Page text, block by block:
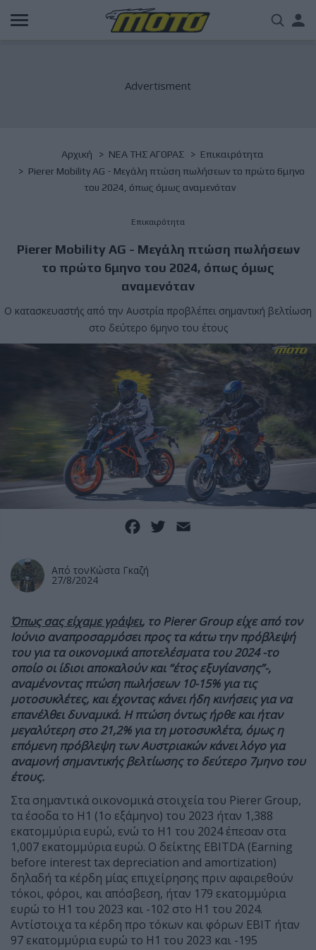
Παράκαμψη
προς
Breadcrumb
Αρχική NΕΑ ΤΗΣ ΑΓΟΡΑΣ
Επικαιρότητα
Pierer Mobility AG - Μεγάλη πτώση πωλήσεων το πρώτο 6μηνο
του 2024, όπως όμως αναμενόταν
Επικαιρότητα
Pierer Mobility AG - Μεγάλη πτώση πωλήσεων
το πρώτο 6μηνο του 2024, όπως όμως
αναμενόταν
Ο κατασκευαστής από την Αυστρία προβλέπει σημαντική βελτίωση
στο δεύτερο 6μηνο του έτους
Facebook
Twitter
Από τονΚώστα Γκαζή
27/8/2024
Όπως σας είχαμε γράψει, το Pierer Group είχε από τον
Ιούνιο αναπροσαρμόσει προς τα κάτω την πρόβλεψή
του για τα οικονομικά αποτελέσματα του 2024 -το
οποίο οι ίδιοι αποκαλούν και “έτος εξυγίανσης”-,
αναμένοντας πτώση πωλήσεων 10-15% για τις
μοτοσυκλέτες, και έχοντας κάνει ήδη κινήσεις για να
επανέλθει δυναμικά. Η πτώση όντως ήρθε και ήταν
μεγαλύτερη στο 21,2% για τη μοτοσυκλέτα, όμως η
επόμενη πρόβλεψη των Αυστριακών κάνει λόγο για
αναμονή σημαντικής βελτίωσης το δεύτερο 7μηνο του
έτους.
Στα σημαντικά οικονομικά στοιχεία του Pierer Group,
τα έσοδα το Η1 (1ο εξάμηνο) του 2023 ήταν 1,388
εκατομμύρια ευρώ, ενώ το Η1 του 2024 έπεσαν στα
1,007 εκατομμύρια ευρώ. Ο δείκτης EBITDA (Earning
before interest tax depreciation and amortization)
δηλαδή τα κέρδη μίας επιχείρησης πριν αφαιρεθούν
τόκοι, φόροι, και απόσβεση, ήταν 179 εκατομμύρια
ευρώ το Η1 του 2023 και -102 στο Η1 του 2024.
Αντίστοιχα τα κέρδη προ τόκων και φόρων EBIT ήταν
97 εκατομμύρια ευρώ το Η1 του 2023 και -195